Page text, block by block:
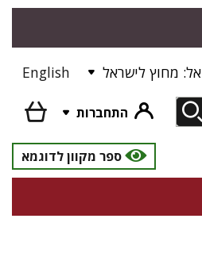
מחוץ לישראל English
התחברות
ספר מקוון לדוגמא